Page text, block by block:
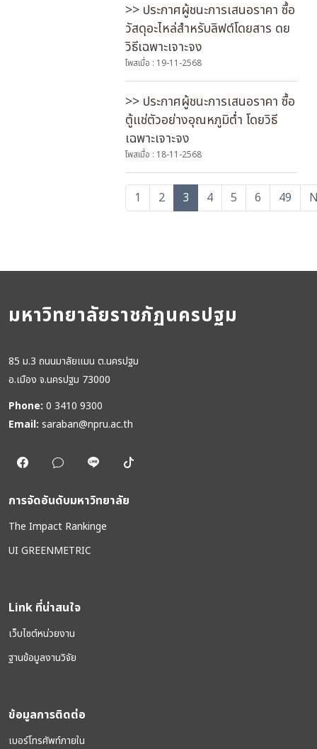
>> ประกาศผู้ชนะการเสนอราคา ซื้อ
วัสดุอะไหล่สำหรับลิฟต์โดยสาร ดย
วิธีเฉพาะเจาะจง
โพสเมื่อ : 19-11-2568
>> ประกาศผู้ชนะการเสนอราคา ซื้อ
ตู้แช่ตัวอย่างอุณหภูมิต่ำ โดยวิธี
เฉพาะเจาะจง
โพสเมื่อ : 18-11-2568
1 2 3 4 5 6 49
มหาวิทยาลัยราชภัฏนครปฐม
85 ม.3 ถนนมาลัยแมน ต.นครปฐม
อ.เมือง จ.นครปฐม 73000
Phone: 0 3410 9300
Email: saraban@npru.ac.th
การจัดอันดับมหาวิทยาลัย
The Impact Rankinge
UI GREENMETRIC
Link ที่น่าสนใจ
เว็บไซต์หน่วยงาน
ฐานข้อมูลงานวิจัย
ข้อมูลการติดต่อ
เบอร์โทรศัพท์ภายใน